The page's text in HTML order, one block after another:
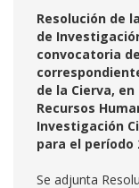
Resolución de
de
convocatoria
de la Cierva,
Recursos
Investigación
para el período
Se adjunta